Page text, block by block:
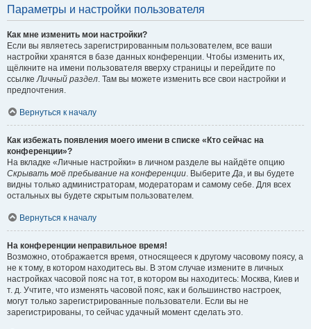
Параметры и настройки пользователя
Как мне изменить мои настройки?
Если вы являетесь зарегистрированным пользователем, все ваши
настройки хранятся в базе данных конференции. Чтобы изменить их,
щёлкните на имени пользователя вверху страницы и перейдите по
ссылкеЛичный раздел. Там вы можете изменить все свои настройки и
предпочтения.
Вернуться к началу
Как избежать появления моего имени в списке «Кто сейчас на
конференции»?
На вкладке «Личные настройки» в личном разделе вы найдёте опцию
Скрывать моё пребывание на конференции. ВыберитеДа, и вы будете
видны только администраторам, модераторам и самому себе. Для всех
остальных вы будете скрытым пользователем.
Вернуться к началу
На конференции неправильное время!
Возможно, отображается время, относящееся к другому часовому поясу, а
не к тому, в котором находитесь вы. В этом случае измените в личных
настройках часовой пояс на тот, в котором вы находитесь: Москва, Киев и
т. д. Учтите, что изменять часовой пояс, как и большинство настроек,
могут только зарегистрированные пользователи. Если вы не
зарегистрированы, то сейчас удачный момент сделать это.